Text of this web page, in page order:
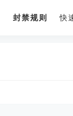
封禁规则 快